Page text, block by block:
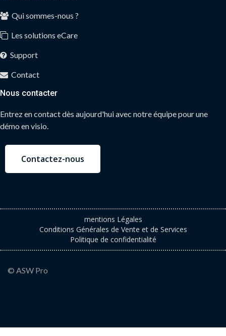
Qui sommes-nous ?
Les solutions eCare
Support
Contact
Nous contacter
Entrez en contact dès aujourd'hui avec notre équipe pour une
démo en visio.
Contactez-nous
mentions Légales
Conditions Générales de Vente et de Services
Politique de confidentialité
© ASW Pro